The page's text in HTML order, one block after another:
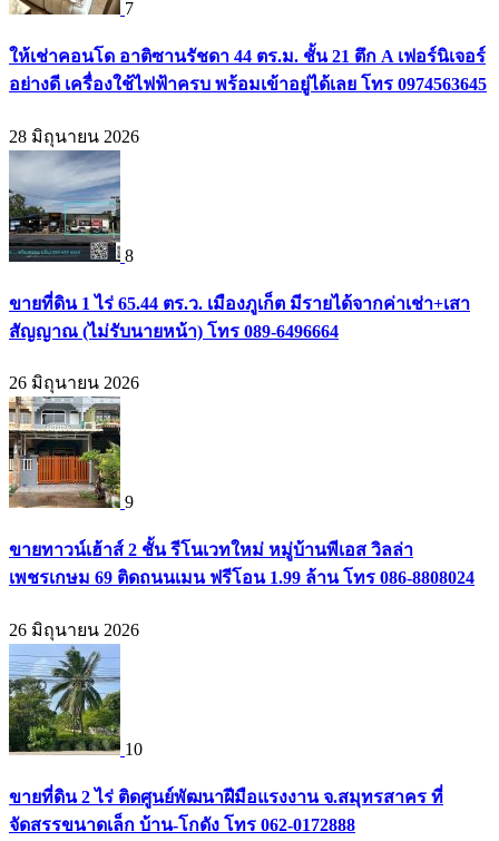
7
ให้เช่าคอนโด อาติซานรัชดา 44 ตร.ม. ชั้น 21 ตึก A เฟอร์นิเจอร์
อย่างดี เครื่องใช้ไฟฟ้าครบ พร้อมเข้าอยู่ได้เลย โทร 0974563645
28 มิถุนายน 2026
8
ขายที่ดิน 1 ไร่ 65.44 ตร.ว. เมืองภูเก็ต มีรายได้จากค่าเช่า+เสา
สัญญาณ (ไม่รับนายหน้า) โทร 089-6496664
26 มิถุนายน 2026
9
ขายทาวน์เฮ้าส์ 2 ชั้น รีโนเวทใหม่ หมู่บ้านพีเอส วิลล่า
เพชรเกษม 69 ติดถนนเมน ฟรีโอน 1.99 ล้าน โทร 086-8808024
26 มิถุนายน 2026
10
ขายที่ดิน 2 ไร่ ติดศูนย์พัฒนาฝีมือแรงงาน จ.สมุทรสาคร ที่
จัดสรรขนาดเล็ก บ้าน-โกดัง โทร 062-0172888